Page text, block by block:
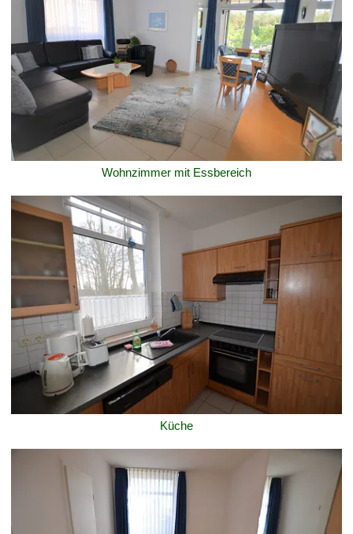
Wohnzimmer mit Essbereich
Küche